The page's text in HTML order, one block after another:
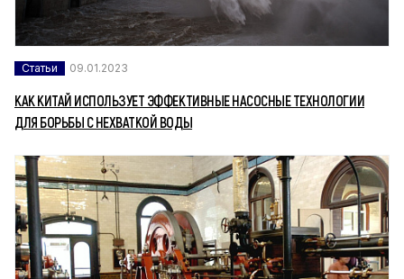
Статьи 09.01.2023
КАК КИТАЙ ИСПОЛЬЗУЕТ ЭФФЕКТИВНЫЕ НАСОСНЫЕ ТЕХНОЛОГИИ
ДЛЯ БОРЬБЫ С НЕХВАТКОЙ ВОДЫ